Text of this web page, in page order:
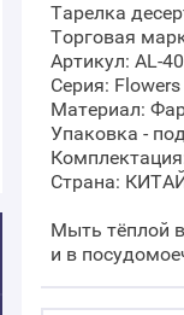
Тарелка
Торговая
Артикул: AL-
Серия: Flowers
Материал:
Упаковка -
Страна:
Мыть тёплой
и в